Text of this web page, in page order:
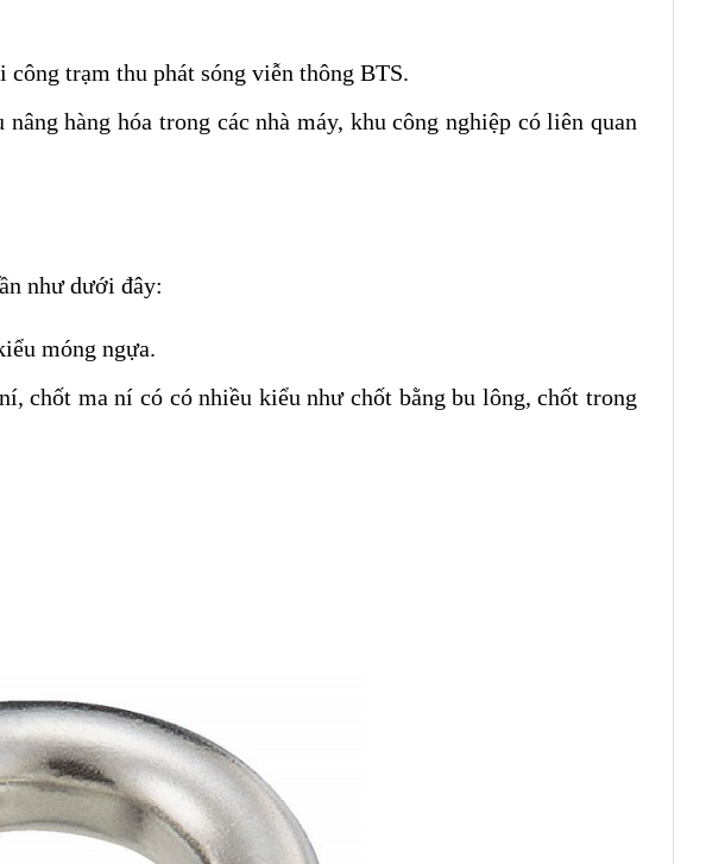
trạm thu phát sóng viễn thông BTS.
hàng hóa trong các nhà máy, khu công nghiệp có liên quan
như dưới đây:
móng ngựa.
chốt ma ní có có nhiều kiểu như chốt bằng bu lông, chốt trong